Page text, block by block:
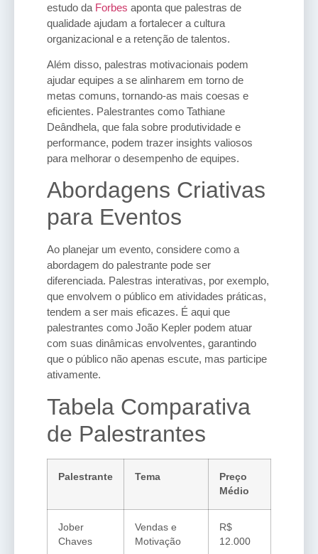
estudo da Forbes aponta que palestras de
qualidade ajudam a fortalecer a cultura
organizacional e a retenção de talentos.
Além disso, palestras motivacionais podem
ajudar equipes a se alinharem em torno de
metas comuns, tornando-as mais coesas e
eficientes. Palestrantes como Tathiane
Deândhela, que fala sobre produtividade e
performance, podem trazer insights valiosos
para melhorar o desempenho de equipes.
Abordagens Criativas
para Eventos
Ao planejar um evento, considere como a
abordagem do palestrante pode ser
diferenciada. Palestras interativas, por exemplo,
que envolvem o público em atividades práticas,
tendem a ser mais eficazes. É aqui que
palestrantes como João Kepler podem atuar
com suas dinâmicas envolventes, garantindo
que o público não apenas escute, mas participe
ativamente.
Tabela Comparativa
de Palestrantes
Palestrante Tema
Preço
Médio
Jober
Chaves
Vendas e
Motivação
R$
12.000